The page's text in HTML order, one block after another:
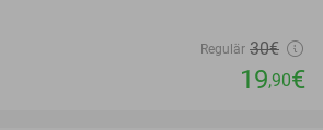
Regulär 30€
19,90€